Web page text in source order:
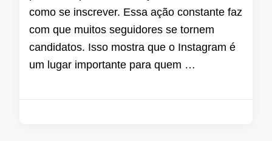
como se inscrever. Essa ação constante faz
com que muitos seguidores se tornem
candidatos. Isso mostra que o Instagram é
um lugar importante para quem …